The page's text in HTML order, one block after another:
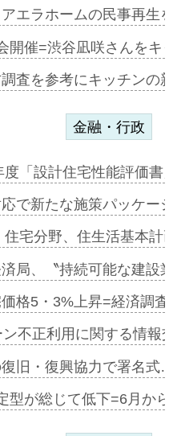
エラホームの民事再
開催=渋谷凪咲さんを
査を参考にキッチン
金融・行政
度「設計住宅性能評価
で新たな施策パッケ
住宅分野、住生活基本
局、〝持続可能な建
格5・3%上昇=経済調
不正利用に関する情
旧・復興協力で署名
型が総じて低下=6月か